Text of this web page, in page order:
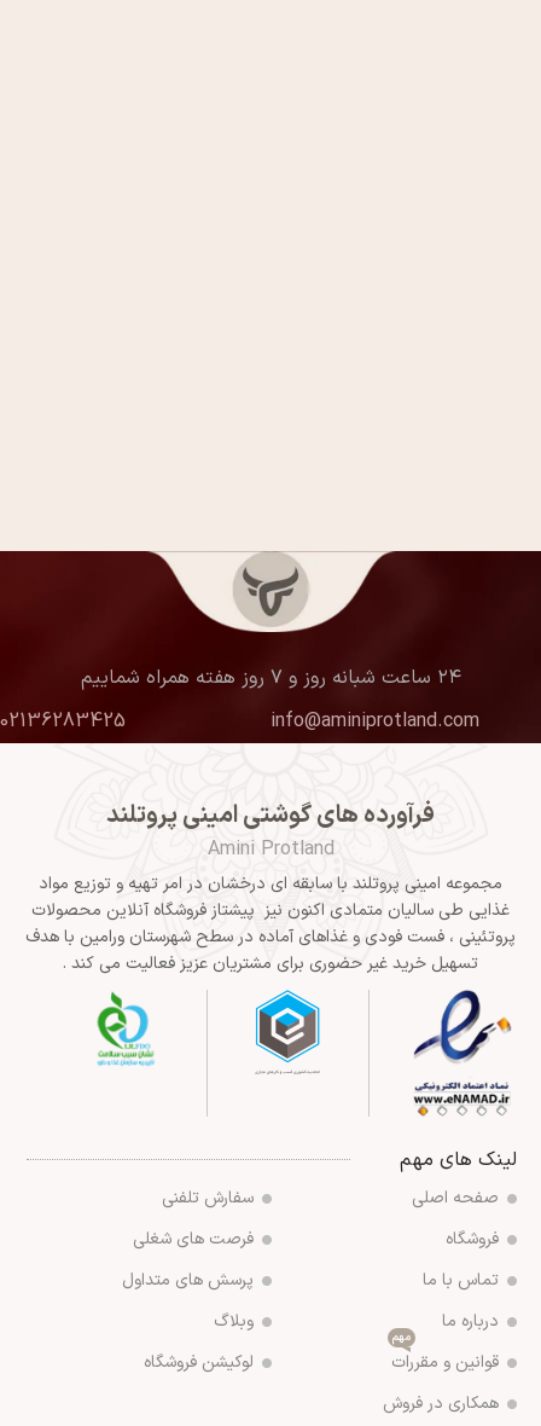
۲۴ ساعت شبانه روز و ۷ روز هفته همراه شماییم
info@aminiprotland.com
02136283425
فرآورده های گوشتی امینی پروتلند
Amini Protland
مجموعه امینی پروتلند با سابقه ای درخشان در امر تهیه و توزیع مواد
غذایی طی سالیان متمادی اکنون نیز پیشتاز فروشگاه آنلاین محصولات
پروتئینی ، فست فودی و غذاهای آماده در سطح شهرستان ورامین با هدف
تسهیل خرید غیر حضوری برای مشتریان عزیز فعالیت می کند .
لینک های مهم
صفحه اصلی
فروشگاه
تماس با ما
درباره ما
قوانین و مقررات
مهم
همکاری در فروش
سفارش تلفنی
فرصت های شغلی
پرسش های متداول
وبلاگ
لوکیشن فروشگاه